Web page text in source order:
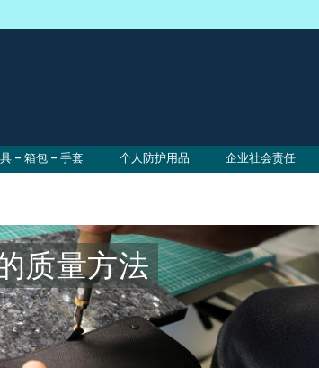
– 箱包 – 手套 个人防护用品 企业社会责任
质量方法